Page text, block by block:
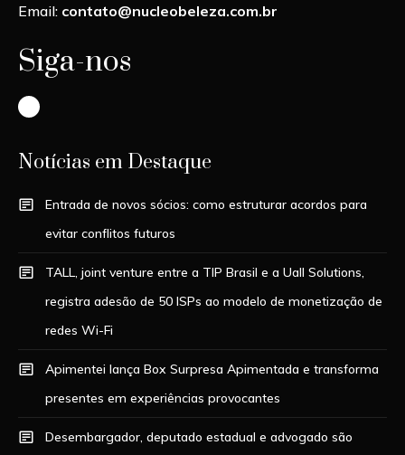
Email: contato@nucleobeleza.com.br
Siga-nos
Instagram
Notícias em Destaque
Entrada de novos sócios: como estruturar acordos para
evitar conflitos futuros
TALL, joint venture entre a TIP Brasil e a Uall Solutions,
registra adesão de 50 ISPs ao modelo de monetização de
redes Wi-Fi
Apimentei lança Box Surpresa Apimentada e transforma
presentes em experiências provocantes
Desembargador, deputado estadual e advogado são